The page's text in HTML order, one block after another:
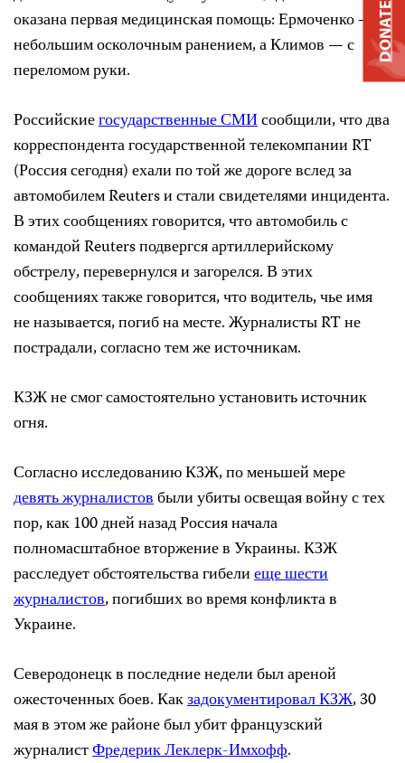
оказана первая медицинская помощь: Ермоченко — с
небольшим осколочным ранением, а Климов — с
переломом руки.
РоссийскиегосударственныеСМИсообщили, что два
корреспондента государственной телекомпании RT
(Россия сегодня) ехали по той же дороге вслед за
автомобилем Reuters и стали свидетелями инцидента.
В этих сообщениях говорится, что автомобиль с
командой Reuters подвергся артиллерийскому
обстрелу, перевернулся и загорелся. В этих
сообщениях также говорится, что водитель, чье имя
не называется, погиб на месте. Журналисты RT не
пострадали, согласно тем же источникам.
КЗЖ не смог самостоятельно установить источник
огня.
Согласно исследованию КЗЖ, по меньшей мере
девять журналистовбыли убиты освещая войну с тех
пор, как 100 дней назад Россия начала
полномасштабное вторжение в Украины. КЗЖ
расследует обстоятельства гибелиеще шести
журналистов, погибших во время конфликта в
Украине.
Северодонецк в последние недели был ареной
ожесточенных боев. Какзадокументировал КЗЖ, 30
мая в этом же районе был убит французский
журналистФредерик Леклерк-Имхофф.
DONATE